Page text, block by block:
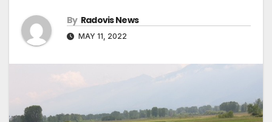
By Radovis News
MAY 11, 2022